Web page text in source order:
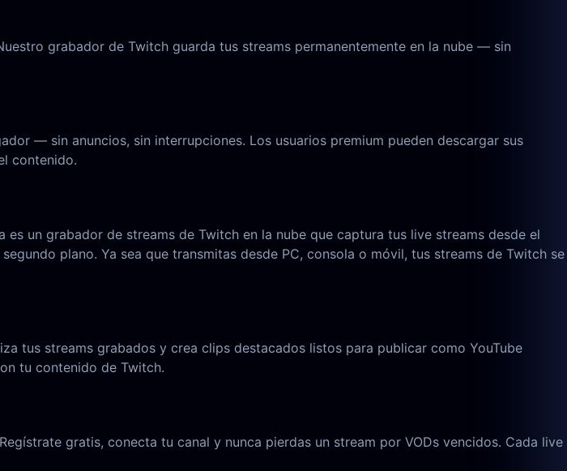
grabador de Twitch guarda tus streams permanentemente en la nube — sin
— sin anuncios, sin interrupciones. Los usuarios premium pueden descargar sus
contenido.
un grabador de streams de Twitch en la nube que captura tus live streams desde el
plano. Ya sea que transmitas desde PC, consola o móvil, tus streams de Twitch se
tus streams grabados y crea clips destacados listos para publicar como YouTube
tu contenido de Twitch.
gratis, conecta tu canal y nunca pierdas un stream por VODs vencidos. Cada live